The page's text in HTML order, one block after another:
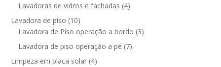
Lavadoras de vidros e fachadas (4)
Lavadora de piso (10)
Lavadora de Piso operação a bordo (3)
Lavadora de piso operação a pé (7)
Limpeza em placa solar (4)